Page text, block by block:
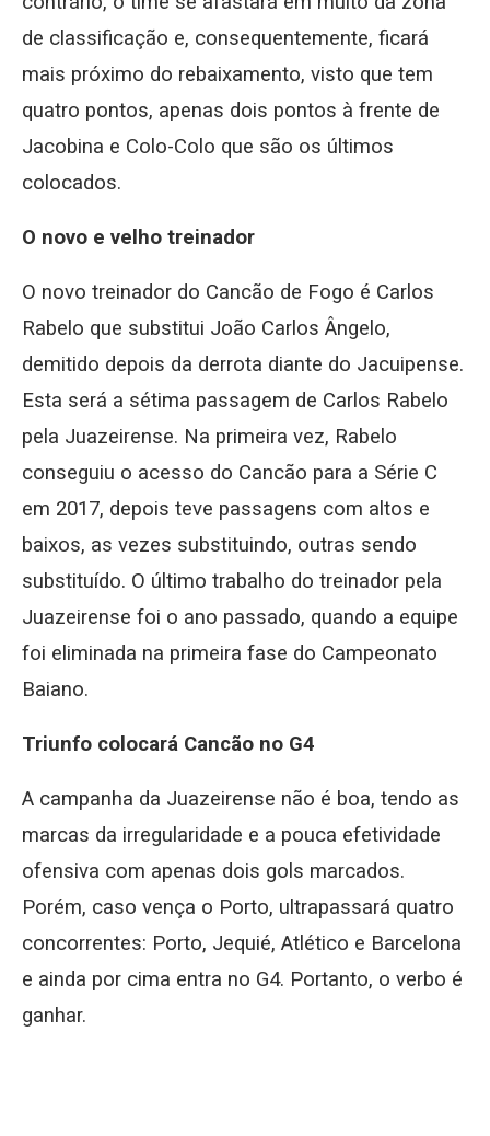
de classificação e, consequentemente, ficará
mais próximo do rebaixamento, visto que tem
quatro pontos, apenas dois pontos à frente de
Jacobina e Colo-Colo que são os últimos
colocados.
O novo e velho treinador
O novo treinador do Cancão de Fogo é Carlos
Rabelo que substitui João Carlos Ângelo,
demitido depois da derrota diante do Jacuipense.
Esta será a sétima passagem de Carlos Rabelo
pela Juazeirense. Na primeira vez, Rabelo
conseguiu o acesso do Cancão para a Série C
em 2017, depois teve passagens com altos e
baixos, as vezes substituindo, outras sendo
substituído. O último trabalho do treinador pela
Juazeirense foi o ano passado, quando a equipe
foi eliminada na primeira fase do Campeonato
Baiano.
Triunfo colocará Cancão no G4
A campanha da Juazeirense não é boa, tendo as
marcas da irregularidade e a pouca efetividade
ofensiva com apenas dois gols marcados.
Porém, caso vença o Porto, ultrapassará quatro
concorrentes: Porto, Jequié, Atlético e Barcelona
e ainda por cima entra no G4. Portanto, o verbo é
ganhar.